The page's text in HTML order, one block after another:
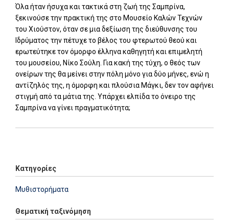
Όλα ήταν ήσυχα και τακτικά στη ζωή της Σαμπρίνα,
ξεκινούσε την πρακτική της στο Μουσείο Καλών Τεχνών
του Χιούστον, όταν σε μια δεξίωση της διεύθυνσης του
Ιδρύματος την πέτυχε το βέλος του φτερωτού θεού και
ερωτεύτηκε τον όμορφο έλληνα καθηγητή και επιμελητή
του μουσείου, Νίκο Σούλη. Για κακή της τύχη, ο θεός των
ονείρων της θα μείνει στην πόλη μόνο για δύο μήνες, ενώ η
αντίζηλός της, η όμορφη και πλούσια Μάγκι, δεν τον αφήνει
στιγμή από τα μάτια της. Υπάρχει ελπίδα το όνειρο της
Σαμπρίνα να γίνει πραγματικότητα;
Κατηγορίες
Μυθιστορήματα
Θεματική ταξινόμηση